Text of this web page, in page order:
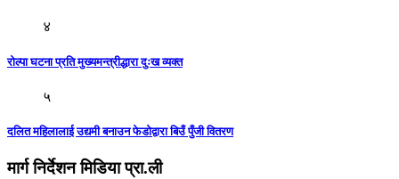
४
रोल्पा घटना प्रति मुख्यमन्त्रीद्धारा दुःख व्यक्त
५
दलित महिलालाई उद्यमी बनाउन फेडाेद्वारा बिउँ पुँजी वितरण
मार्ग निर्देशन मिडिया प्रा.ली